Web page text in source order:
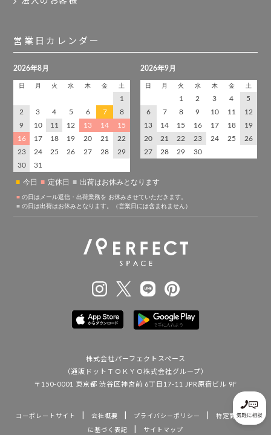
営業日カレンダー
株式会社パーフェクトスペース
（通販ドットＴＯＫＹＯ株式会社グループ）
〒150-0001 東京都 渋谷区神宮前 6丁目17-11 JPR原宿ビル 9F
コーポレートサイト | 会社概要 | プライバシーポリシー |
特定商取引法
に基づく表記
| サイトマップ